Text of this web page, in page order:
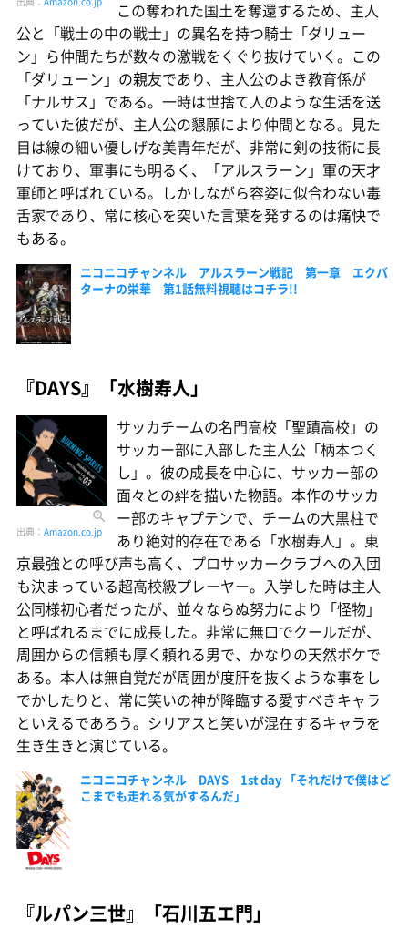
この奪われた国土を奪還するため、主人
公と「戦士の中の戦士」の異名を持つ騎士「ダリュー
ン」ら仲間たちが数々の激戦をくぐり抜けていく。この
「ダリューン」の親友であり、主人公のよき教育係が
「ナルサス」である。一時は世捨て人のような生活を送
っていた彼だが、主人公の懇願により仲間となる。見た
目は線の細い優しげな美青年だが、非常に剣の技術に長
けており、軍事にも明るく、「アルスラーン」軍の天才
軍師と呼ばれている。しかしながら容姿に似合わない毒
舌家であり、常に核心を突いた言葉を発するのは痛快で
もある。
ニコニコチャンネル アルスラーン戦記 第一章 エクバ
ターナの栄華 第1話無料視聴はコチラ!!
『DAYS』「水樹寿人」
出典： Amazon.co.jp
サッカチームの名門高校「聖蹟高校」の
サッカー部に入部した主人公「柄本つく
し」。彼の成長を中心に、サッカー部の
面々との絆を描いた物語。本作のサッカ
ー部のキャプテンで、チームの大黒柱で
あり絶対的存在である「水樹寿人」。東
京最強との呼び声も高く、プロサッカークラブへの入団
も決まっている超高校級プレーヤー。入学した時は主人
公同様初心者だったが、並々ならぬ努力により「怪物」
と呼ばれるまでに成長した。非常に無口でクールだが、
周囲からの信頼も厚く頼れる男で、かなりの天然ボケで
ある。本人は無自覚だが周囲が度肝を抜くような事をし
でかしたりと、常に笑いの神が降臨する愛すべきキャラ
といえるであろう。シリアスと笑いが混在するキャラを
生き生きと演じている。
ニコニコチャンネル DAYS 1st day 「それだけで僕はど
こまでも走れる気がするんだ」
『ルパン三世』「石川五エ門」